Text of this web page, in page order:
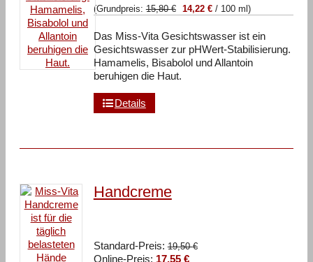
31,60 €
ist:
(Grundpreis:15,80€ 14,22 €/ 100 ml )
Das Miss-Vita Gesichtswasser ist ein
Gesichtswasser zur pHWert-Stabilisierung.
Hamamelis, Bisabolol und Allantoin
beruhigen die Haut.
Details
Handcreme
Standard-Preis: 19,50€
Online-Preis: 17,55 €Aktueller